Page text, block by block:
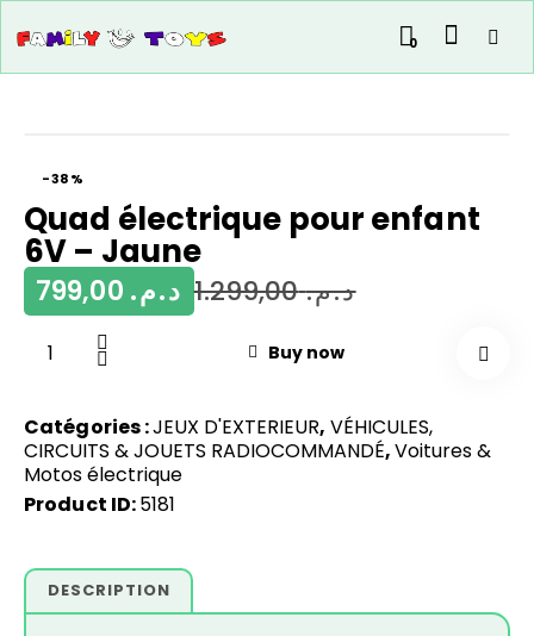
0
-38%
Quad électrique pour enfant
6V – Jaune
د.م.1.299,00 د.م.
Buy now
Catégories :JEUX D'EXTERIEUR, VÉHICULES,
CIRCUITS & JOUETS RADIOCOMMANDÉ,Voitures &
Motos électrique
Product ID:5181
DESCRIPTION